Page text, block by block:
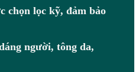
chọn lọc kỹ, đảm bảo
người, tông da,